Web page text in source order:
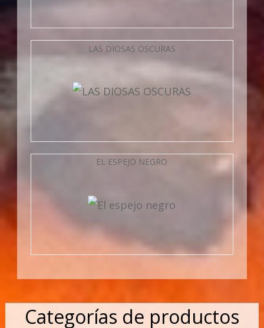
LAS DIOSAS OSCURAS
EL ESPEJO NEGRO
Categorías de productos